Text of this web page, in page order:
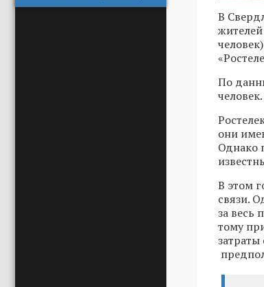
В
По
они
Однако
В этом
связи.
за весь
тому